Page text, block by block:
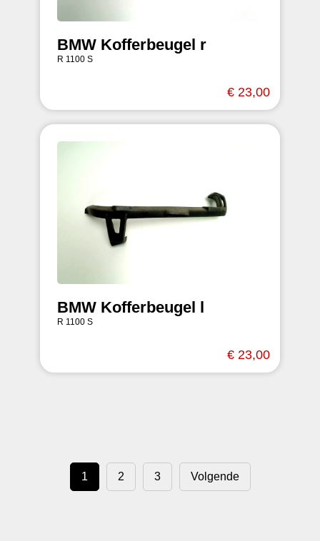
BMW Kofferbeugel r
R 1100 S
€ 23,00
BMW Kofferbeugel l
R 1100 S
€ 23,00
1 2 3 Volgende